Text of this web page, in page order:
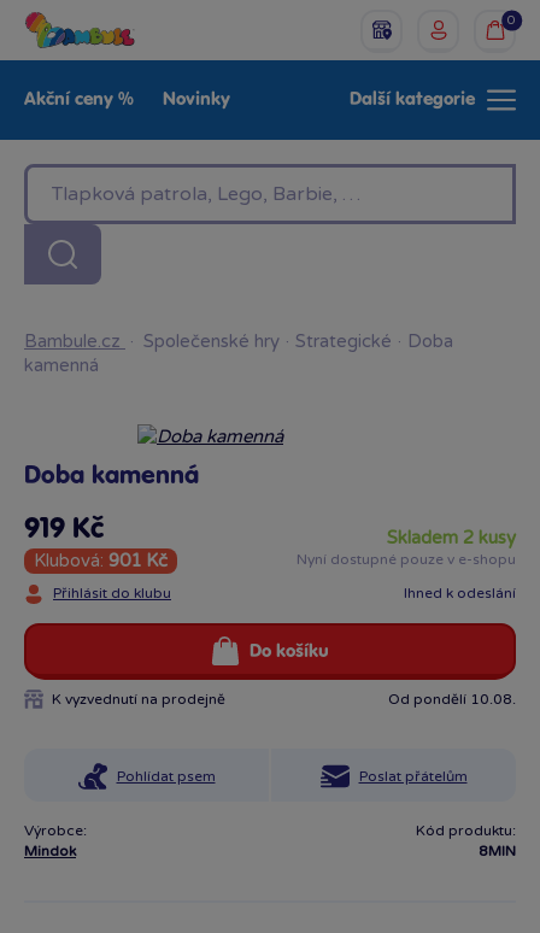
0
Akční ceny % Novinky
LEGO®
Baby Značky
Další kategorie
Bambule.cz · Společenské hry · Strategické · Doba
kamenná
Doba kamenná
919 Kč
Klubová: 901 Kč
Přihlásit do klubu
skladem 2 kusy
Nyní dostupné pouze v e-shopu
Ihned k odeslání
Do košíku
K vyzvednutí na prodejně Od pondělí 10.08.
Pohlídat psem Poslat přátelům
Výrobce:
Mindok
Kód produktu:
8MIN